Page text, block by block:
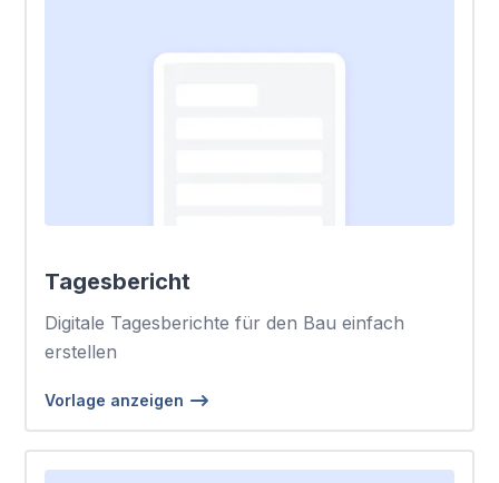
Tagesbericht
Digitale Tagesberichte für den Bau einfach
erstellen
Vorlage anzeigen